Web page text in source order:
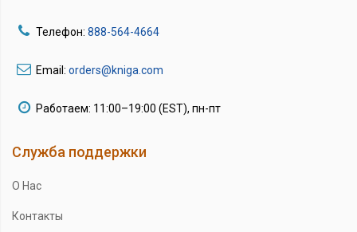
Телефон: 888-564-4664
Email: orders@kniga.com
Работаем: 11:00–19:00 (EST), пн-пт
Служба поддержки
О Нас
Контакты